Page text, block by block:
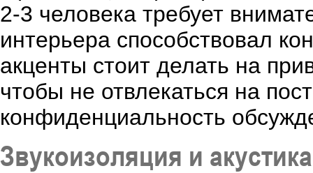
2-3 человека требует
интерьера способствовал
акценты стоит делать на
чтобы не отвлекаться на
конфиденциальность
Звукоизоляция и акустика